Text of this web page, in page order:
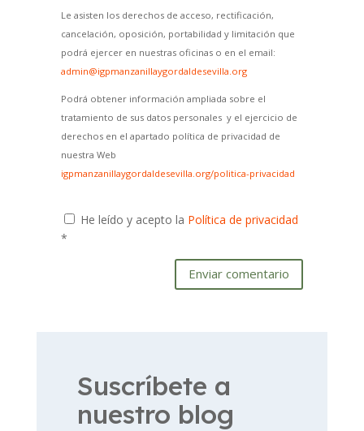
Le asisten los derechos de acceso, rectificación,
cancelación, oposición, portabilidad y limitación que
podrá ejercer en nuestras oficinas o en el email:
admin@igpmanzanillaygordaldesevilla.org
Podrá obtener información ampliada sobre el
tratamiento de sus datos personales y el ejercicio de
derechos en el apartado política de privacidad de
nuestra Web
igpmanzanillaygordaldesevilla.org/politica-privacidad
He leído y acepto la Política de privacidad
*
Enviar comentario
Suscríbete a
nuestro blog